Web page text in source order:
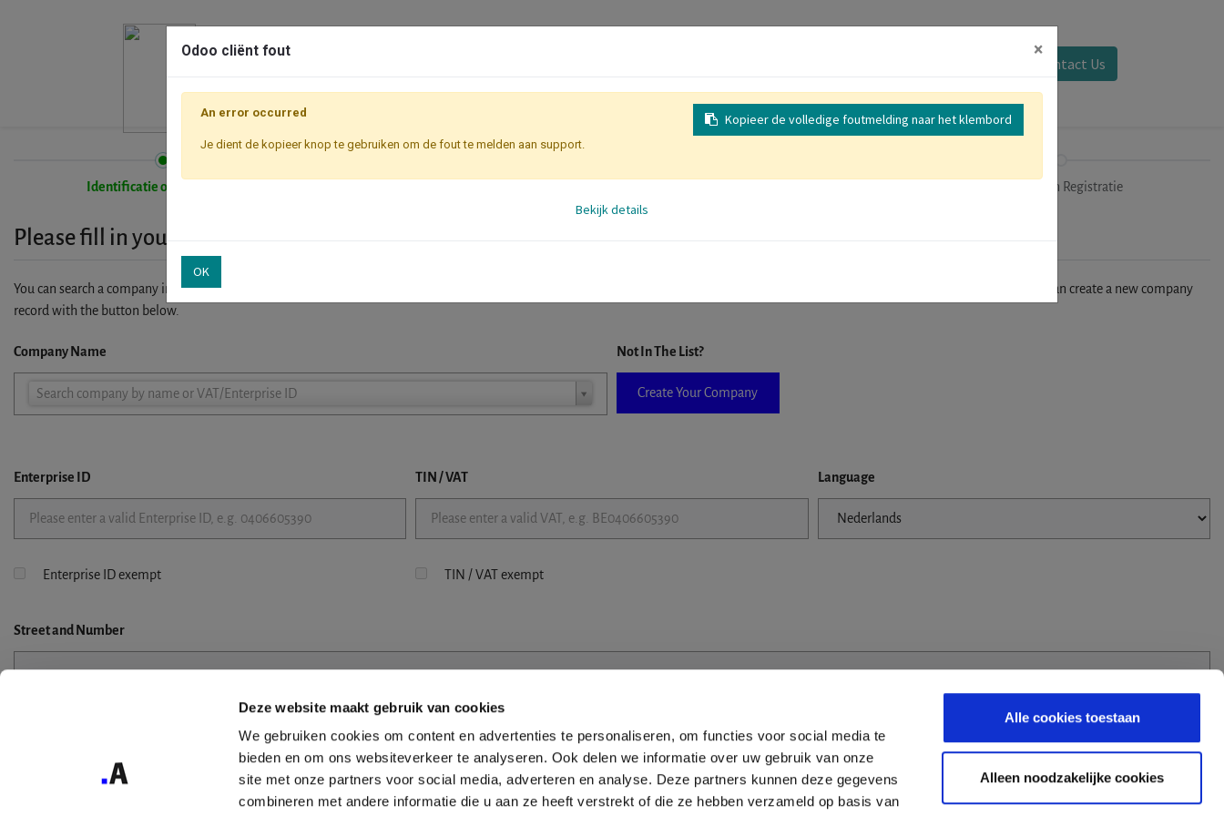
Deze website maakt gebruik van cookies
We gebruiken cookies om content en advertenties te personaliseren, om functies voor social media te
bieden en om ons websiteverkeer te analyseren. Ook delen we informatie over uw gebruik van onze
site met onze partners voor social media, adverteren en analyse. Deze partners kunnen deze gegevens
combineren met andere informatie die u aan ze heeft verstrekt of die ze hebben verzameld op basis van
Alle cookies toestaan
Alleen noodzakelijke cookies
Contact Us
Identificatie onderneming Uitchecken Registratie
Please fill in your company details
You can search a company in our database by name, VAT or enterprise ID. When a company is selected it will auto-complete the form. If you don't find your company in our database, you can create a new company
record with the button below.
Company Name
Search company by name or VAT/Enterprise ID
Company
Not In The List?
Create Your Company
Enterprise ID TIN / VAT Language
Enterprise ID exempt TIN / VAT exempt
Streetand Number
Odoo cliënt fout ×
Kopieer de volledige foutmelding naar het klembord
An error occurred
Je dient de kopieer knop te gebruiken om de fout te melden aan support.
Bekijk details
OK